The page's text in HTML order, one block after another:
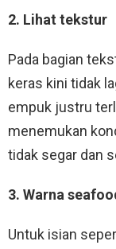
2. Lihat tekstur
Pada bagian
keras kini tidak
empuk justru
menemukan
tidak segar dan
3. Warna
Untuk isian